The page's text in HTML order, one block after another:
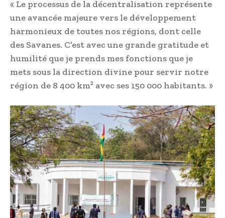
« Le processus de la décentralisation représente
une avancée majeure vers le développement
harmonieux de toutes nos régions, dont celle
des Savanes. C’est avec une grande gratitude et
humilité que je prends mes fonctions que je
mets sous la direction divine pour servir notre
région de 8 400 km² avec ses 150 000 habitants. »